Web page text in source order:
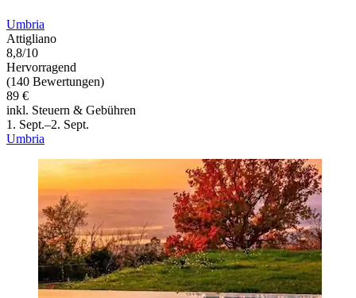
Umbria
Attigliano
8,8/10
Hervorragend
(140 Bewertungen)
89 €
inkl. Steuern & Gebühren
1. Sept.–2. Sept.
Umbria